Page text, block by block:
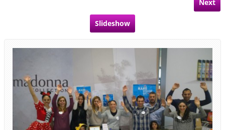
Next
Slideshow